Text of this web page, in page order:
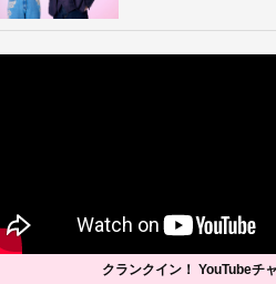
クランクイン！ YouTubeチ